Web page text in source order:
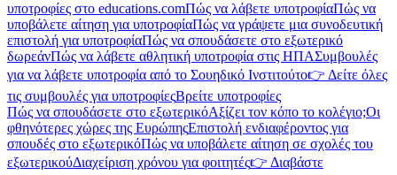
υποτροφίες στο educations.comΠώς να λάβετε υποτροφίαΠώς να
υποβάλετε αίτηση για υποτροφίαΠώς να γράψετε μια συνοδευτική
επιστολή για υποτροφίαΠώς να σπουδάσετε στο εξωτερικό
δωρεάνΠώς να λάβετε αθλητική υποτροφία στις ΗΠΑΣυμβουλές
για να λάβετε υποτροφία από το Σουηδικό Ινστιτούτο👉 Δείτε όλες
τις συμβουλές για υποτροφίεςΒρείτε υποτροφίες
Πώς να σπουδάσετε στο εξωτερικόΑξίζει τον κόπο το κολέγιο;Οι
φθηνότερες χώρες της ΕυρώπηςΕπιστολή ενδιαφέροντος για
σπουδές στο εξωτερικόΠώς να υποβάλετε αίτηση σε σχολές του
εξωτερικούΔιαχείριση χρόνου για φοιτητές👉 Διαβάστε